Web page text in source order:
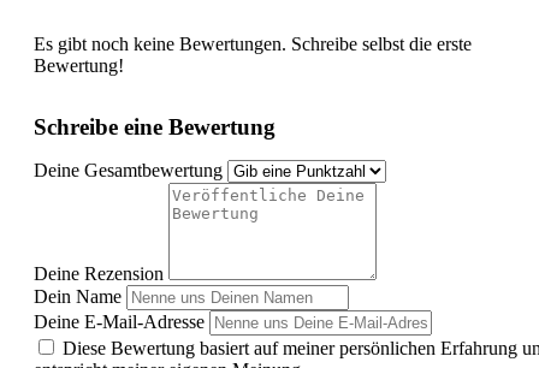
Es gibt noch keine Bewertungen. Schreibe selbst die erste
Bewertung!
Schreibe eine Bewertung
Deine Gesamtbewertung
Deine Rezension
Dein Name
Deine E-Mail-Adresse
Diese Bewertung basiert auf meiner persönlichen Erfahrung